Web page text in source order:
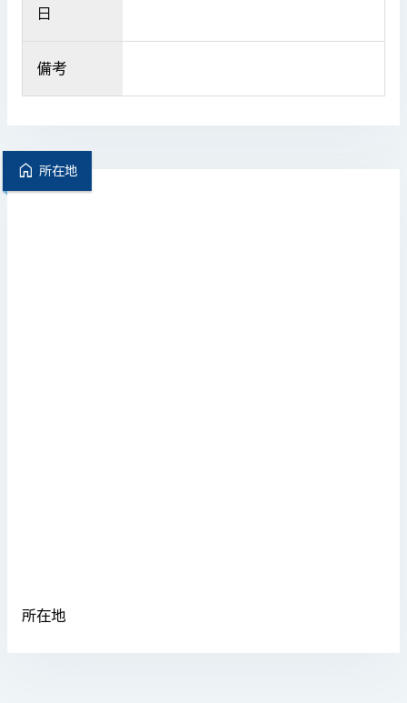
日
備考
home 所在地
所在地